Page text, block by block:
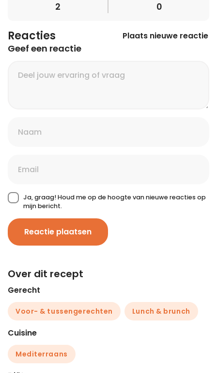
2 0
Reacties Plaats nieuwe reactie
Geef een reactie
Ja, graag! Houd me op de hoogte van nieuwe reacties op
mijn bericht.
Reactie plaatsen
Over dit recept
Gerecht
Voor- & tussengerechten Lunch & brunch
Cuisine
Mediterraans